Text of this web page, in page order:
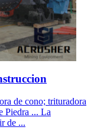
de cono; trituradora
Piedra ... La
de ...